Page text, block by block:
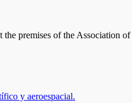
premises of the Association
y aeroespacial.